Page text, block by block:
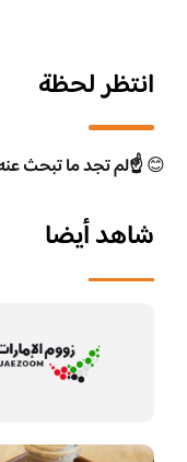
انتظر لحظة
😊☝️لم تجد ما تبحث
شاهد أيضا